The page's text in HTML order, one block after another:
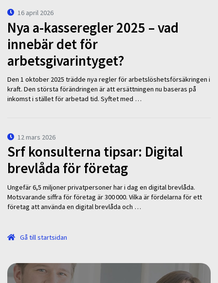
16 april 2026
Nya a-kasseregler 2025 – vad
innebär det för
arbetsgivarintyget?
Den 1 oktober 2025 trädde nya regler för arbetslöshetsförsäkringen i
kraft. Den största förändringen är att ersättningen nu baseras på
inkomst i stället för arbetad tid. Syftet med …
12 mars 2026
Srf konsulterna tipsar: Digital
brevlåda för företag
Ungefär 6,5 miljoner privatpersoner har i dag en digital brevlåda.
Motsvarande siffra för företag är 300 000. Vilka är fördelarna för ett
företag att använda en digital brevlåda och …
Gå till startsidan